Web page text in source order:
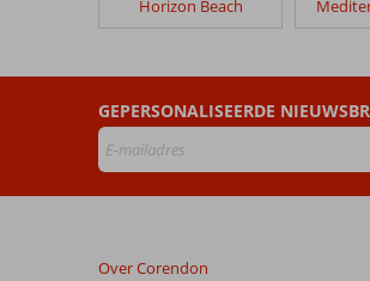
Grecotel
Beoordelingen
die
ouder
48
Horizon Beach
GEPERSONALISEERDE
Over Corendon